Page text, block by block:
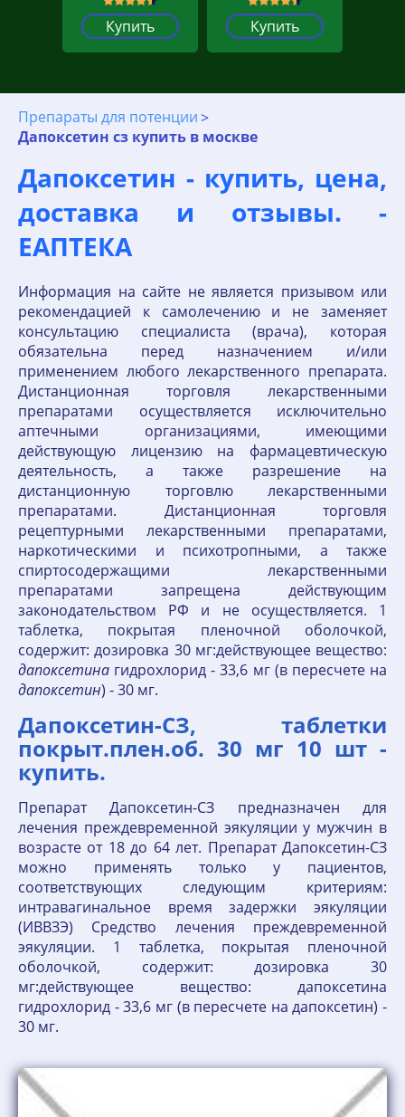
Купить Купить
Препараты для потенции
Дапоксетин сз купить в москве
Дапоксетин - купить, цена,
доставка и отзывы. -
ЕАПТЕКА
Информация на сайте не является призывом или
рекомендацией к самолечению и не заменяет
консультацию специалиста (врача), которая
обязательна перед назначением и/или
применением любого лекарственного препарата.
Дистанционная торговля лекарственными
препаратами осуществляется исключительно
аптечными организациями, имеющими
действующую лицензию на фармацевтическую
деятельность, а также разрешение на
дистанционную торговлю лекарственными
препаратами. Дистанционная торговля
рецептурными лекарственными препаратами,
наркотическими и психотропными, а также
спиртосодержащими лекарственными
препаратами запрещена действующим
законодательством РФ и не осуществляется. 1
таблетка, покрытая пленочной оболочкой,
содержит: дозировка 30 мг:действующее вещество:
дапоксетина гидрохлорид - 33,6 мг (в пересчете на
дапоксетин) - 30 мг.
Дапоксетин-СЗ, таблетки
покрыт.плен.об. 30 мг 10 шт -
купить.
Препарат Дапоксетин-СЗ предназначен для
лечения преждевременной эякуляции у мужчин в
возрасте от 18 до 64 лет. Препарат Дапоксетин-СЗ
можно применять только у пациентов,
соответствующих следующим критериям:
интравагинальное время задержки эякуляции
(ИВВЗЭ) Средство лечения преждевременной
эякуляции. 1 таблетка, покрытая пленочной
оболочкой, содержит: дозировка 30
мг:действующее вещество: дапоксетина
гидрохлорид - 33,6 мг (в пересчете на дапоксетин) -
30 мг.